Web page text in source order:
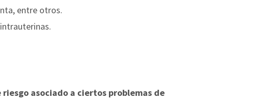
entre otros.
asociado a ciertos problemas de